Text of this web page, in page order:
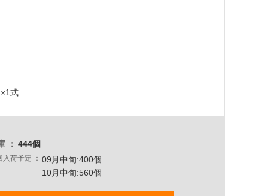
式
444個
入荷予定
09月中旬:400個
10月中旬:560個